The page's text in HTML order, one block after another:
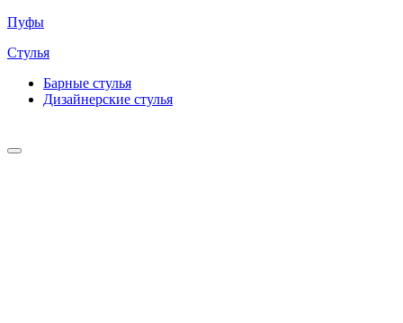
Пуфы
Стулья
Барные cтулья
Дизайнерские cтулья